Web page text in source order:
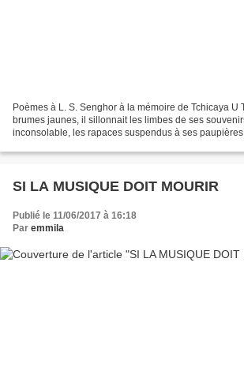
Poèmes à L. S. Senghor à la mémoire de Tchicaya U
brumes jaunes, il sillonnait les limbes de ses
inconsolable, les rapaces suspendus à ses
SI LA MUSIQUE DOIT MOURIR
Publié le 11/06/2017 à 16:18
Par emmila